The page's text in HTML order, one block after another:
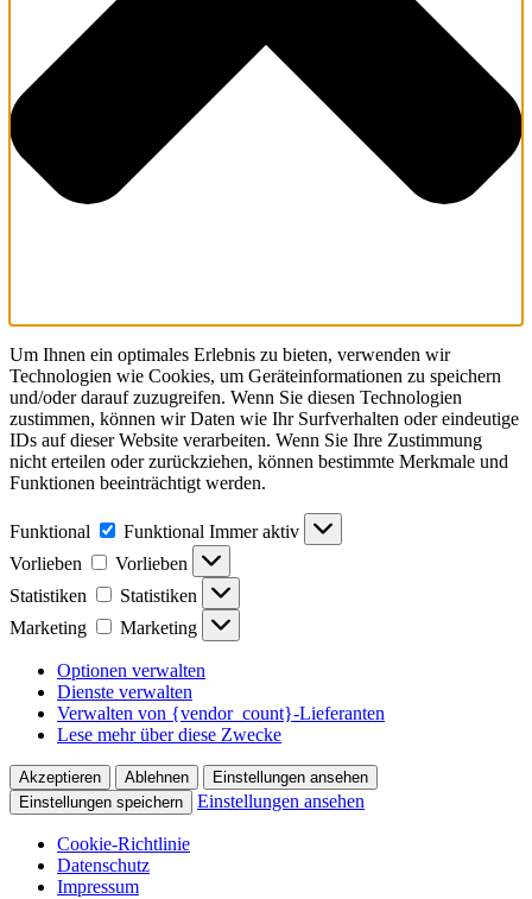
Um Ihnen ein optimales Erlebnis zu bieten, verwenden wir
Technologien wie Cookies, um Geräteinformationen zu speichern
und/oder darauf zuzugreifen. Wenn Sie diesen Technologien
zustimmen, können wir Daten wie Ihr Surfverhalten oder eindeutige
IDs auf dieser Website verarbeiten. Wenn Sie Ihre Zustimmung
nicht erteilen oder zurückziehen, können bestimmte Merkmale und
Funktionen beeinträchtigt werden.
Funktional Funktional Immer aktiv
Vorlieben
Vorlieben
Statistiken
Statistiken
Marketing
Marketing
Optionen verwalten
Dienste verwalten
Verwalten von {vendor_count}-Lieferanten
Lese mehr über diese Zwecke
Akzeptieren Ablehnen
Einstellungen ansehen
Einstellungen speichern
Einstellungen ansehen
Cookie-Richtlinie
Datenschutz
Impressum